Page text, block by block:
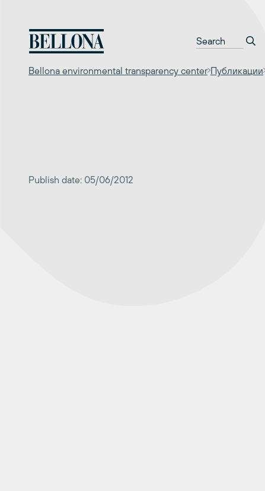
содержимому
Bellona environmental transparency center Публикации
Publish date: 05/06/2012